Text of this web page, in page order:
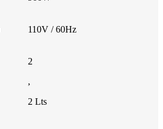
110V / 60Hz
2
,
2 Lts